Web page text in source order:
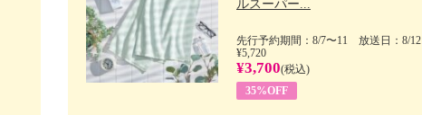
ルスーパー...
先行予約期間：8/7〜11 放送日：8/12
¥5,720
¥3,700(税込)
35%OFF